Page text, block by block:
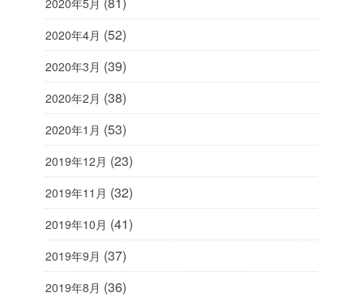
2020年4月 (52)
2020年3月 (39)
2020年2月 (38)
2020年1月 (53)
2019年12月 (23)
2019年11月 (32)
2019年10月 (41)
2019年9月 (37)
2019年8月 (36)